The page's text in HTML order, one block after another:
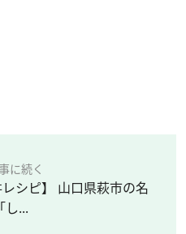
に続く
シピ】 山口県萩市の名
し...